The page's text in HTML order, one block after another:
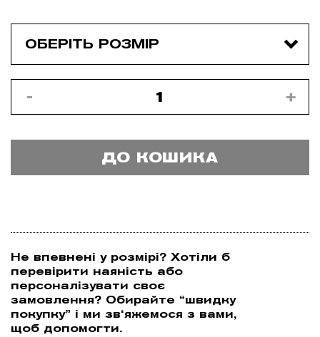
ДО КОШИКА
Не впевнені у розмірі? Хотіли б
перевірити наяність або
персоналізувати своє
замовлення? Обирайте “швидку
покупку” і ми зв‘яжемося з вами,
щоб допомогти.